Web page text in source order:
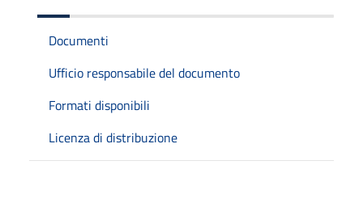
Documenti
Ufficio responsabile del documento
Formati disponibili
Licenza di distribuzione